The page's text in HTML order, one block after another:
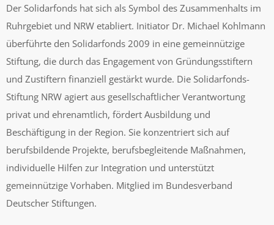
Der Solidarfonds hat sich als Symbol des Zusammenhalts im
Ruhrgebiet und NRW etabliert. Initiator Dr. Michael Kohlmann
überführte den Solidarfonds 2009 in eine gemeinnützige
Stiftung, die durch das Engagement von Gründungsstiftern
und Zustiftern finanziell gestärkt wurde. Die Solidarfonds-
Stiftung NRW agiert aus gesellschaftlicher Verantwortung
privat und ehrenamtlich, fördert Ausbildung und
Beschäftigung in der Region. Sie konzentriert sich auf
berufsbildende Projekte, berufsbegleitende Maßnahmen,
individuelle Hilfen zur Integration und unterstützt
gemeinnützige Vorhaben. Mitglied im Bundesverband
Deutscher Stiftungen.